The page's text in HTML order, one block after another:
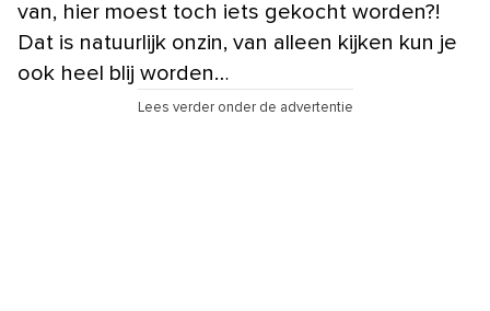
van, hier moest toch iets gekocht worden?!
Dat is natuurlijk onzin, van alleen kijken kun je
ook heel blij worden…
Lees verder onder de advertentie